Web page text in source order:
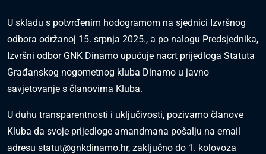
U skladu s potvrđenim hodogramom na sjednici Izvršnog
odbora održanoj 15. srpnja 2025., a po nalogu Predsjednika,
Izvršni odbor GNK Dinamo upućuje nacrt prijedloga Statuta
Građanskog nogometnog kluba Dinamo u javno
savjetovanje s članovima Kluba.
U duhu transparentnosti i uključivosti, pozivamo članove
Kluba da svoje prijedloge amandmana pošalju na email
adresu statut@gnkdinamo.hr, zaključno do 1. kolovoza